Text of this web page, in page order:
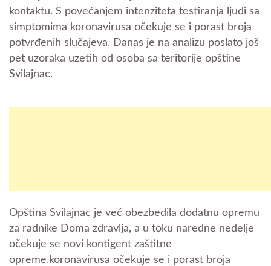
kontaktu. S povećanjem intenziteta testiranja ljudi sa
simptomima koronavirusa očekuje se i porast broja
potvrđenih slučajeva. Danas je na analizu poslato još
pet uzoraka uzetih od osoba sa teritorije opštine
Svilajnac.
Opština Svilajnac je već obezbedila dodatnu opremu
za radnike Doma zdravlja, a u toku naredne nedelje
očekuje se novi kontigent zaštitne
opreme.koronavirusa očekuje se i porast broja